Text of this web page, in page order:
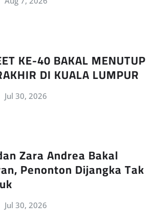
KE-40 BAKAL MENUTUP
DI KUALA LUMPUR
Jul 30, 2026
Zara Andrea Bakal
Penonton Dijangka Tak
Jul 30, 2026